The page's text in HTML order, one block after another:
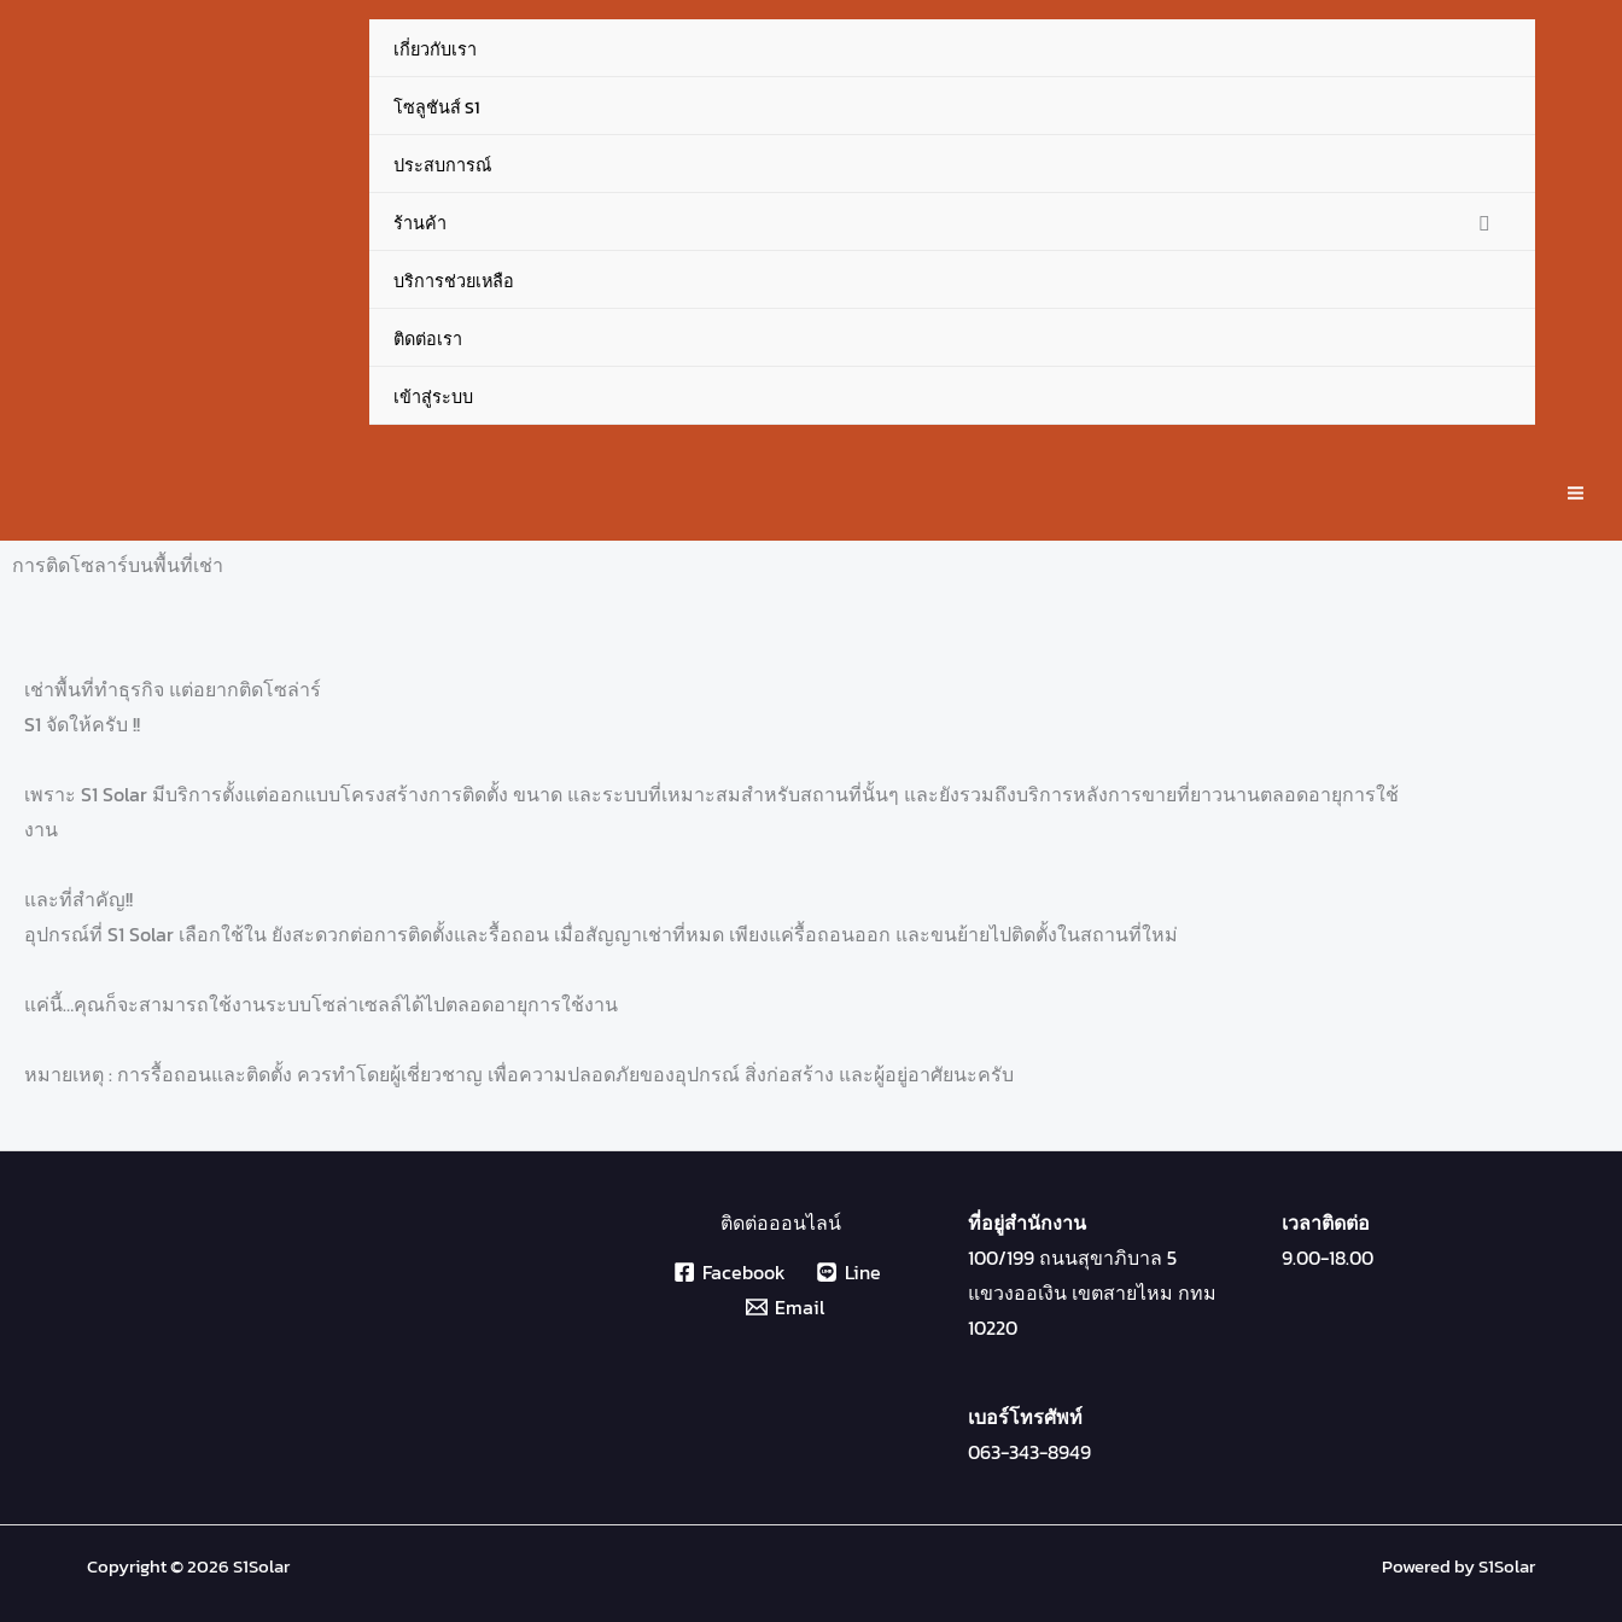
เกี่ยวกับเรา
โซลูชันส์ S1
ประสบการณ์
ร้านค้า
บริการช่วยเหลือ
ติดต่อเรา
เข้าสู่ระบบ
การติดโซลาร์บนพื้นที่เช่า
เช่าพื้นที่ทำธุรกิจ แต่อยากติดโซล่าร์
S1 จัดให้ครับ !!
เพราะ S1 Solar มีบริการตั้งแต่ออกแบบโครงสร้างการติดตั้ง ขนาด และระบบที่เหมาะสมสำหรับสถานที่นั้นๆ และยังรวมถึงบริการหลังการขายที่ยาวนานตลอดอายุการใช้
งาน
และที่สำคัญ!!
อุปกรณ์ที่ S1 Solar เลือกใช้ใน ยังสะดวกต่อการติดตั้งและรื้อถอน เมื่อสัญญาเช่าที่หมด เพียงแค่รื้อถอนออก และขนย้ายไปติดตั้งในสถานที่ใหม่
แค่นี้…คุณก็จะสามารถใช้งานระบบโซล่าเซลล์ได้ไปตลอดอายุการใช้งาน
หมายเหตุ : การรื้อถอนและติดตั้ง ควรทำโดยผู้เชี่ยวชาญ เพื่อความปลอดภัยของอุปกรณ์ สิ่งก่อสร้าง และผู้อยู่อาศัยนะครับ
ติดต่อออนไลน์
Facebook
Line
Email
ที่อยู่สำนักงาน
100/199 ถนนสุขาภิบาล 5
แขวงออเงิน เขตสายไหม กทม
10220
เบอร์โทรศัพท์
063-343-8949
เวลาติดต่อ
9.00-18.00
Copyright © 2026 S1Solar Powered by S1Solar